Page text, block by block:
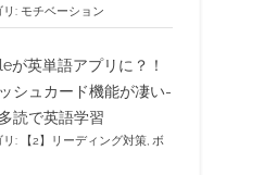
リ: モチベーション
が英単語アプリに？！
シュカード機能が凄い-
読で英語学習
リ: 【2】リーディング対策, ボ